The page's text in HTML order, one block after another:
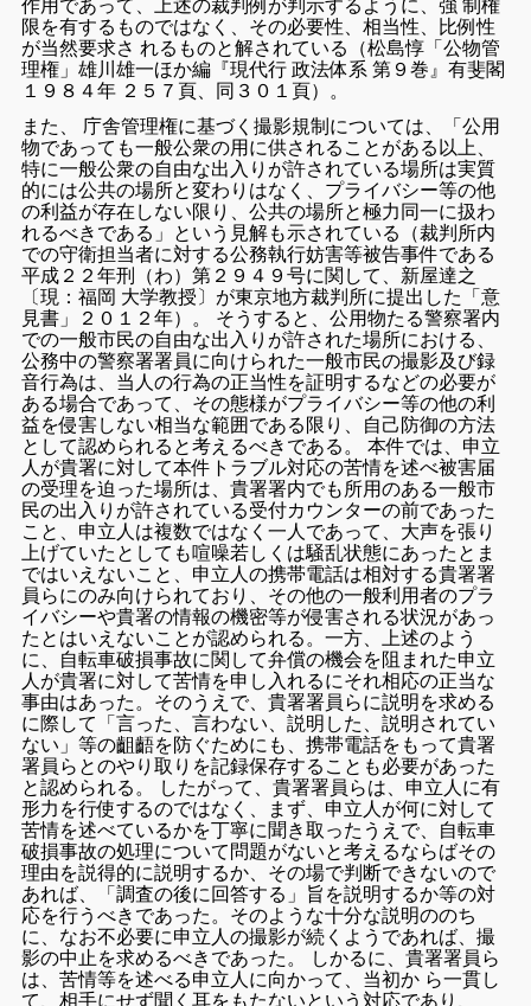
作用であって、上述の裁判例が判示するように、強 制権
限を有するものではなく、その必要性、相当性、比例性
が当然要求さ れるものと解されている（松島惇「公物管
理権」雄川雄一ほか編『現代行 政法体系 第９巻』有斐閣
１９８４年 ２５７頁、同３０１頁）。
また、 庁舎管理権に基づく撮影規制については、「公用
物であっても一般公衆の用に供されることがある以上、
特に一般公衆の自由な出入りが許されている場所は実質
的には公共の場所と変わりはなく、プライバシー等の他
の利益が存在しない限り、公共の場所と極力同一に扱わ
れるべきである」という見解も示されている（裁判所内
での守衛担当者に対する公務執行妨害等被告事件である
平成２２年刑（わ）第２９４９号に関して、新屋達之
〔現：福岡 大学教授〕が東京地方裁判所に提出した「意
見書」２０１２年）。 そうすると、公用物たる警察署内
での一般市民の自由な出入りが許された場所における、
公務中の警察署署員に向けられた一般市民の撮影及び録
音行為は、当人の行為の正当性を証明するなどの必要が
ある場合であって、その態様がプライバシー等の他の利
益を侵害しない相当な範囲である限り、自己防御の方法
として認められると考えるべきである。 本件では、申立
人が貴署に対して本件トラブル対応の苦情を述べ被害届
の受理を迫った場所は、貴署署内でも所用のある一般市
民の出入りが許されている受付カウンターの前であった
こと、申立人は複数ではなく一人であって、大声を張り
上げていたとしても喧噪若しくは騒乱状態にあったとま
ではいえないこと、申立人の携帯電話は相対する貴署署
員らにのみ向けられており、その他の一般利用者のプラ
イバシーや貴署の情報の機密等が侵害される状況があっ
たとはいえないことが認められる。一方、上述のよう
に、自転車破損事故に関して弁償の機会を阻まれた申立
人が貴署に対して苦情を申し入れるにそれ相応の正当な
事由はあった。そのうえで、貴署署員らに説明を求める
に際して「言った、言わない、説明した、説明されてい
ない」等の齟齬を防ぐためにも、携帯電話をもって貴署
署員らとのやり取りを記録保存することも必要があった
と認められる。 したがって、貴署署員らは、申立人に有
形力を行使するのではなく、まず、申立人が何に対して
苦情を述べているかを丁寧に聞き取ったうえで、自転車
破損事故の処理について問題がないと考えるならばその
理由を説得的に説明するか、その場で判断できないので
あれば、「調査の後に回答する」旨を説明するか等の対
応を行うべきであった。そのような十分な説明ののち
に、なお不必要に申立人の撮影が続くようであれば、撮
影の中止を求めるべきであった。 しかるに、貴署署員ら
は、苦情等を述べる申立人に向かって、当初か ら一貫し
て、相手にせず聞く耳をもたないという対応であり、